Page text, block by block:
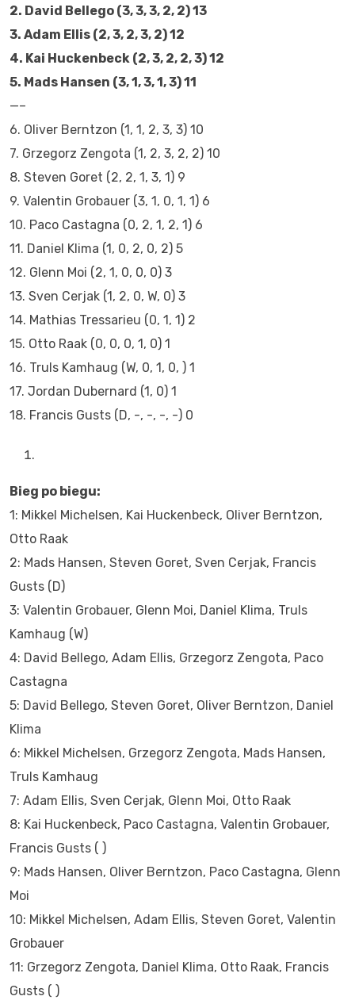
2. David Bellego (3, 3, 3, 2, 2) 13
3. Adam Ellis (2, 3, 2, 3, 2) 12
4. Kai Huckenbeck (2, 3, 2, 2, 3) 12
5. Mads Hansen (3, 1, 3, 1, 3) 11
—–
6. Oliver Berntzon (1, 1, 2, 3, 3) 10
7. Grzegorz Zengota (1, 2, 3, 2, 2) 10
8. Steven Goret (2, 2, 1, 3, 1) 9
9. Valentin Grobauer (3, 1, 0, 1, 1) 6
10. Paco Castagna (0, 2, 1, 2, 1) 6
11. Daniel Klima (1, 0, 2, 0, 2) 5
12. Glenn Moi (2, 1, 0, 0, 0) 3
13. Sven Cerjak (1, 2, 0, W, 0) 3
14. Mathias Tressarieu (0, 1, 1) 2
15. Otto Raak (0, 0, 0, 1, 0) 1
16. Truls Kamhaug (W, 0, 1, 0, ) 1
17. Jordan Dubernard (1, 0) 1
18. Francis Gusts (D, -, -, -, -) 0
Bieg po biegu:
1: Mikkel Michelsen, Kai Huckenbeck, Oliver Berntzon,
Otto Raak
2: Mads Hansen, Steven Goret, Sven Cerjak, Francis
Gusts (D)
3: Valentin Grobauer, Glenn Moi, Daniel Klima, Truls
Kamhaug (W)
4: David Bellego, Adam Ellis, Grzegorz Zengota, Paco
Castagna
5: David Bellego, Steven Goret, Oliver Berntzon, Daniel
Klima
6: Mikkel Michelsen, Grzegorz Zengota, Mads Hansen,
Truls Kamhaug
7: Adam Ellis, Sven Cerjak, Glenn Moi, Otto Raak
8: Kai Huckenbeck, Paco Castagna, Valentin Grobauer,
Francis Gusts ( )
9: Mads Hansen, Oliver Berntzon, Paco Castagna, Glenn
Moi
10: Mikkel Michelsen, Adam Ellis, Steven Goret, Valentin
Grobauer
11: Grzegorz Zengota, Daniel Klima, Otto Raak, Francis
Gusts ( )